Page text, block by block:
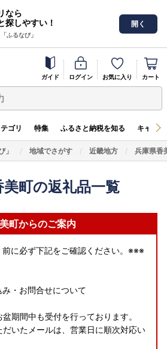
なら
探しやすい！
ふるなび」
開く
ガイド ログイン お気に入り カート
ゴリ 特集 ふるさと納税を知る キャン
」 地域でさがす 近畿地方 兵庫県香
町の返礼品一覧
町からのご案内
に必ず下記をご確認ください。※※※
・お問合せについて
期間中も受付を行っております。
いたメールは、営業日に順次対応い